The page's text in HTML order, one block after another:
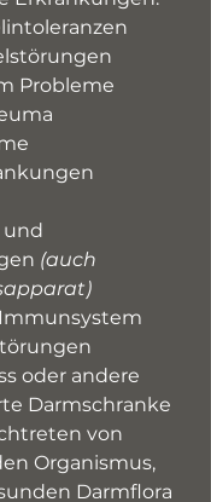
Probleme
(auch
oder andere
Darmschranke
von
Organismus,
Darmflora